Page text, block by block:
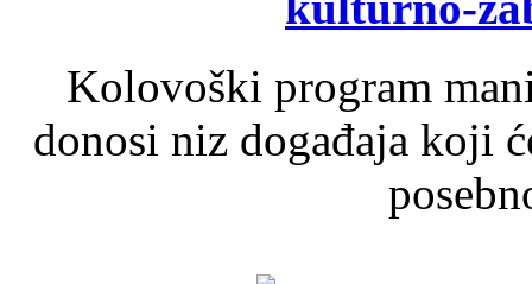
Kolovoški program
donosi niz događaja koji